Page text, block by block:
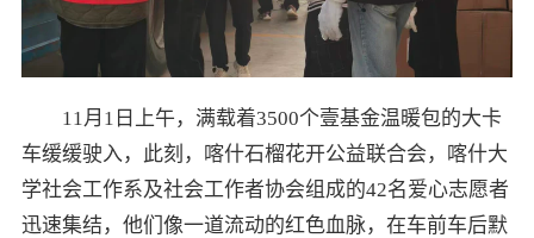
11月1日上午，满载着3500个壹基金温暖包的大卡
车缓缓驶入，此刻，喀什石榴花开公益联合会，喀什大
学社会工作系及社会工作者协会组成的42名爱心志愿者
迅速集结，他们像一道流动的红色血脉，在车前车后默